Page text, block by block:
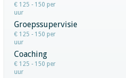
€ 125 - 150 per
uur
Groepssupervisie
€ 125 - 150 per
uur
Coaching
€ 125 - 150 per
uur